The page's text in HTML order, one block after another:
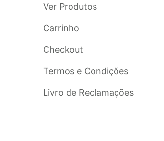
Ver Produtos
Carrinho
Checkout
Termos e Condições
Livro de Reclamações